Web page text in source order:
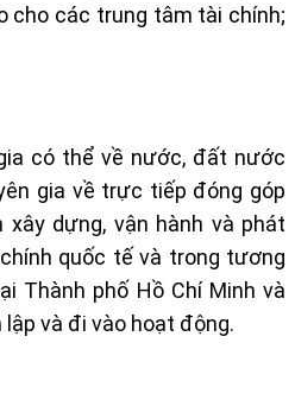
cho các trung tâm tài chính;
có thể về nước, đất nước
gia về trực tiếp đóng góp
dựng, vận hành và phát
quốc tế và trong tương
Thành phố Hồ Chí Minh và
và đi vào hoạt động.